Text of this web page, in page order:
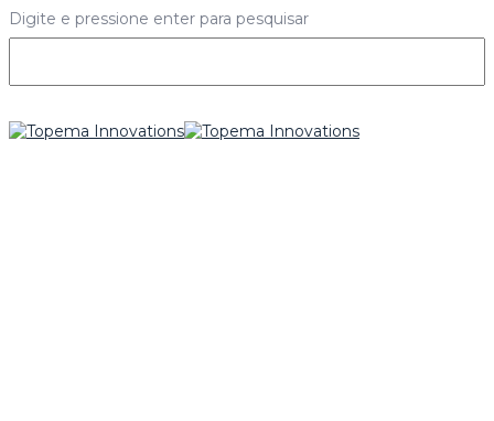
Digite e pressione enter para pesquisar